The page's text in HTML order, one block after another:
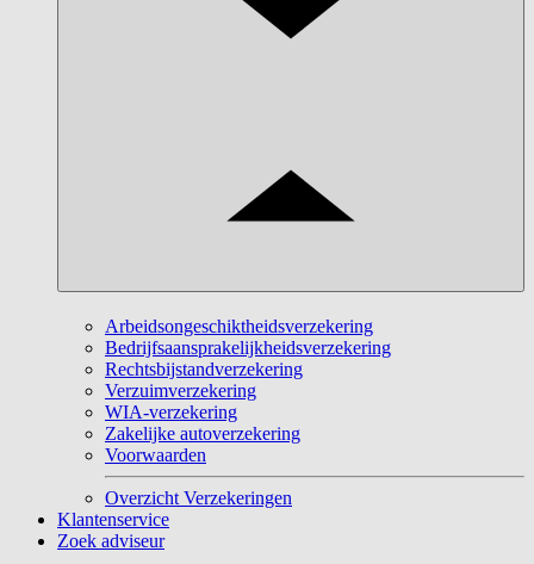
Arbeidsongeschiktheidsverzekering
Bedrijfsaansprakelijkheidsverzekering
Rechtsbijstandverzekering
Verzuimverzekering
WIA-verzekering
Zakelijke autoverzekering
Voorwaarden
Overzicht Verzekeringen
Klantenservice
Zoek adviseur